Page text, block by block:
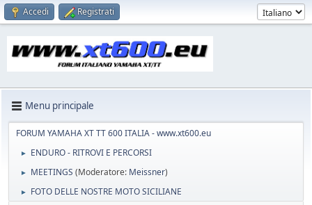
Accedi Registrati
Menu principale
FORUM YAMAHA XT TT 600 ITALIA - www.xt600.eu
► ENDURO - RITROVI E PERCORSI
► MEETINGS (Moderatore: Meissner)
► FOTO DELLE NOSTRE MOTO SICILIANE